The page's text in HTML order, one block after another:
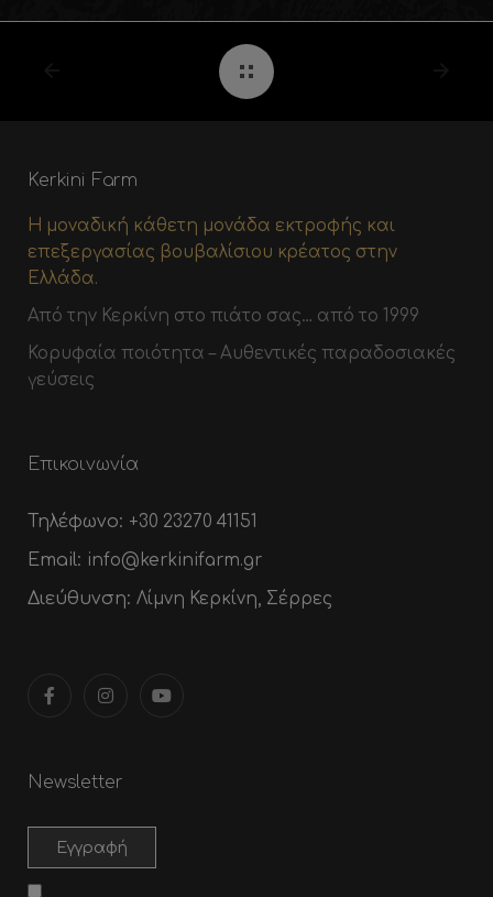
Kerkini Farm
Η μοναδική κάθετη μονάδα εκτροφής και
επεξεργασίας βουβαλίσιου κρέατος στην
Ελλάδα.
Από την Κερκίνη στο πιάτο σας… από το 1999
Κορυφαία ποιότητα – Αυθεντικές παραδοσιακές
γεύσεις
Επικοινωνία
Τηλέφωνο: +30 23270 41151
Email: info@kerkinifarm.gr
Διεύθυνση: Λίμνη Κερκίνη, Σέρρες
Newsletter